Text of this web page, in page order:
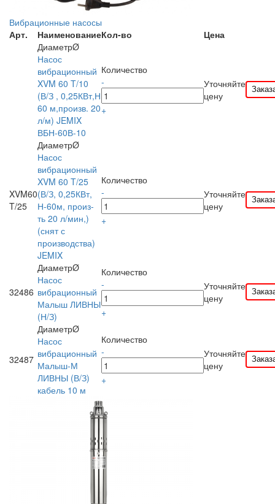
Вибрационные насосы
Арт.
НаименованиеКол-во
Цена
ДиаметрØ
Насос
вибрационный
XVM 60 T/10
(В/З , 0,25КВт,Н
60 м,произв. 20
л/м) JEMIX
ВБН-60В-10
Количество
-
+
Уточняйте
цену
XVM60
T/25
ДиаметрØ
Насос
вибрационный
XVM 60 T/25
(В/З, 0,25КВт,
Н-60м, произ-
ть 20 л/мин,)
(снят с
производства)
JEMIX
Количество
-
+
Уточняйте
цену
32486
ДиаметрØ
Насос
вибрационный
Малыш ЛИВНЫ
(Н/З)
Количество
-
+
Уточняйте
цену
32487
ДиаметрØ
Насос
вибрационный
Малыш-М
ЛИВНЫ (В/З)
кабель 10 м
Количество
-
+
Уточняйте
цену